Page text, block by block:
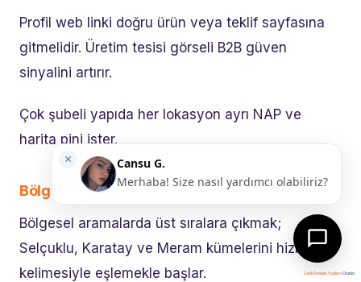
Profil web linki doğru ürün veya teklif sayfasına
gitmelidir. Üretim tesisi görseli B2B güven
sinyalini artırır.
Çok şubeli yapıda her lokasyon ayrı NAP ve
harita pini ister.
Bölgesel Aramalarda Üst Sıralara Çıkmak
Bölgesel aramalarda üst sıralara çıkmak;
Selçuklu, Karatay ve Meram kümelerini hizmet
kelimesiyle eşlemekle başlar.
Canlı Destek YazılımıChatio